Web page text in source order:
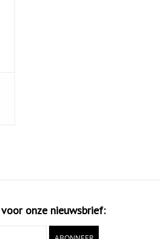
onze nieuwsbrief: